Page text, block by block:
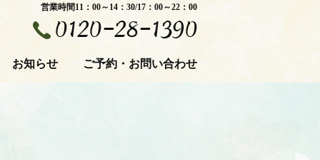
営業時間11：00～14：30/17：00～22：00
お知らせ ご予約・お問い合わせ